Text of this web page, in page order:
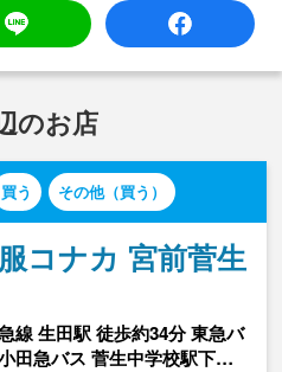
のお店
買う その他（買う）
コナカ 宮前菅生
線 生田駅 徒歩約34分 東急バ
田急バス 菅生中学校駅下…